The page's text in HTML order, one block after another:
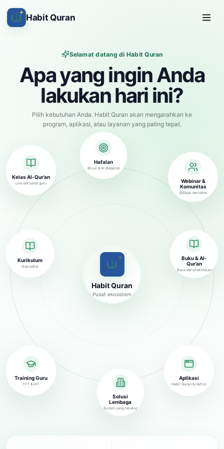
✦ Habit Quran
Selamat datang di Habit Quran
Apa yang ingin Anda
lakukan hari ini?
Pilih kebutuhan Anda. Habit Quran akan mengarahkan ke
program, aplikasi, atau layanan yang paling tepat.
✦
Habit Quran
Pusat ekosistem
Kelas Al-Qur’an
Live bersama guru
Hafalan
30 juz & Al-Baqarah
Buku & Al-
Qur’an
Baca dan praktikkan
Training Guru
TFT & IHT
Solusi
Lembaga
Sistem yang terukur
Kurikulum
Siap pakai
Aplikasi
Habit Quran & Hafizo
Webinar &
Komunitas
Belajar bersama